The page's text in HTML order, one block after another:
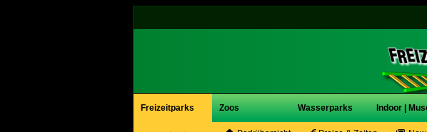
Freizeitparks Zoos Wasserparks Indoor |